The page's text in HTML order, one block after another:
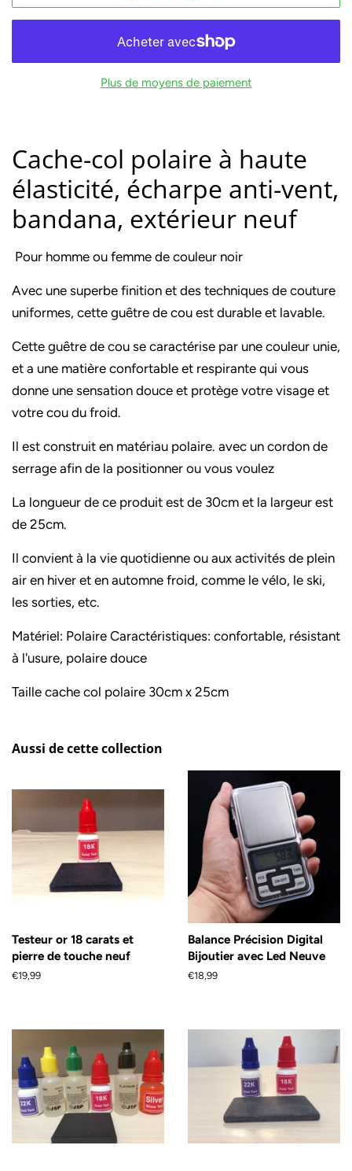
Plus de moyens de paiement
Cache-col polaire à haute
élasticité, écharpe anti-vent,
bandana, extérieur neuf
Pour homme ou femme de couleur noir
Avec une superbe finition et des techniques de couture
uniformes, cette guêtre de cou est durable et lavable.
Cette guêtre de cou se caractérise par une couleur unie,
et a une matière confortable et respirante qui vous
donne une sensation douce et protège votre visage et
votre cou du froid.
Il est construit en matériau polaire. avec un cordon de
serrage afin de la positionner ou vous voulez
La longueur de ce produit est de 30cm et la largeur est
de 25cm.
Il convient à la vie quotidienne ou aux activités de plein
air en hiver et en automne froid, comme le vélo, le ski,
les sorties, etc.
Matériel: Polaire Caractéristiques: confortable, résistant
à l'usure, polaire douce
Taille cache col polaire 30cm x 25cm
Aussi de cette collection
Testeur or 18 carats et
pierre de touche neuf
Prix
€19,99
Balance Précision Digital
Bijoutier avec Led Neuve
Prix
€18,99